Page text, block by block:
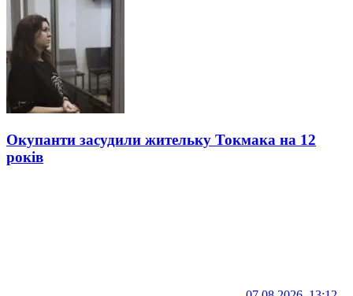
Окупанти засудили жительку Токмака на 12
років